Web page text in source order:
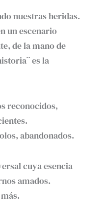
nuestras heridas.
un escenario
de la mano de
es la
reconocidos,
abandonados.
cuya esencia
amados.